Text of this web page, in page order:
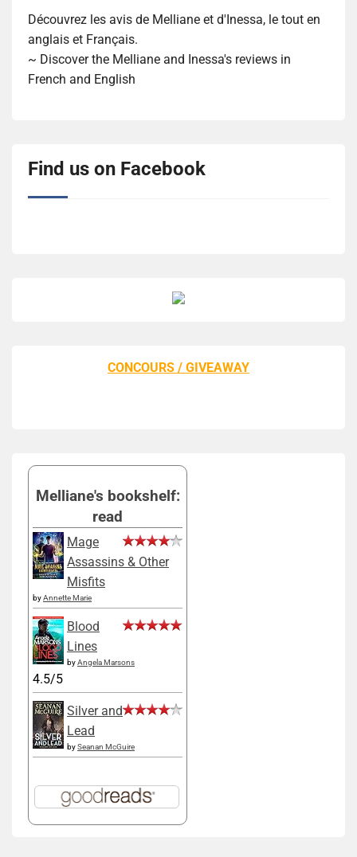
Découvrez les avis de Melliane et d'Inessa, le tout en
anglais et Français.
~ Discover the Melliane and Inessa's reviews in
French and English
Find us on Facebook
CONCOURS / GIVEAWAY
Melliane's bookshelf:
read
Mage
Assassins & Other
Misfits
byAnnette Marie
Blood
Lines
byAngela Marsons
4.5/5
Silver and
Lead
bySeanan McGuire